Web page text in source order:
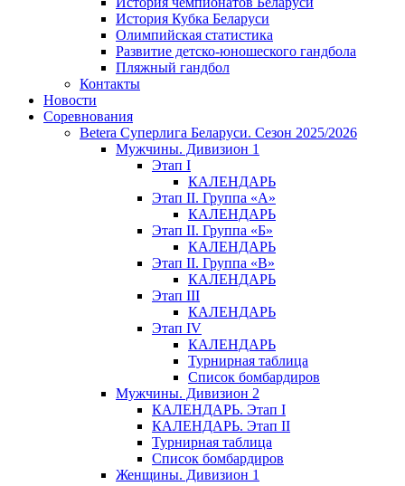
История Кубка Беларуси
Олимпийская статистика
Развитие детско-юношеского гандбола
Пляжный гандбол
Контакты
Новости
Соревнования
Betera Суперлига Беларуси. Сезон 2025/2026
Мужчины. Дивизион 1
Этап I
КАЛЕНДАРЬ
Этап II. Группа «А»
КАЛЕНДАРЬ
Этап II. Группа «Б»
КАЛЕНДАРЬ
Этап II. Группа «В»
КАЛЕНДАРЬ
Этап III
КАЛЕНДАРЬ
Этап IV
КАЛЕНДАРЬ
Турнирная таблица
Список бомбардиров
Мужчины. Дивизион 2
КАЛЕНДАРЬ. Этап I
КАЛЕНДАРЬ. Этап II
Турнирная таблица
Список бомбардиров
Женщины. Дивизион 1